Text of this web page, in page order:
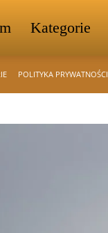
Kategorie
POLITYKA PRYWATNOŚCI